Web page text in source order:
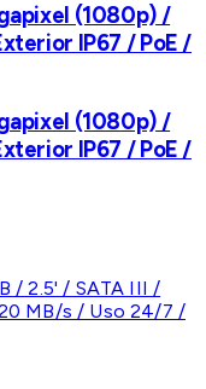
(1080p) /
IP67 / PoE /
(1080p) /
IP67 / PoE /